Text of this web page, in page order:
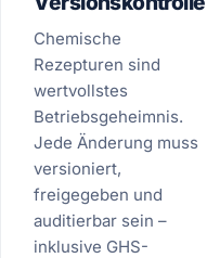
Chemische
Rezepturen sind
wertvollstes
Betriebsgeheimnis.
Jede Änderung muss
versioniert,
freigegeben und
auditierbar sein –
inklusive GHS-